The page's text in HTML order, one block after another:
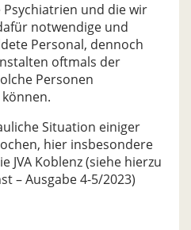
Psychiatrien und die wir
notwendige und
Personal, dennoch
oftmals der
Personen
Situation einiger
hier insbesondere
JVA Koblenz (siehe hierzu
– Ausgabe 4-5/2023)